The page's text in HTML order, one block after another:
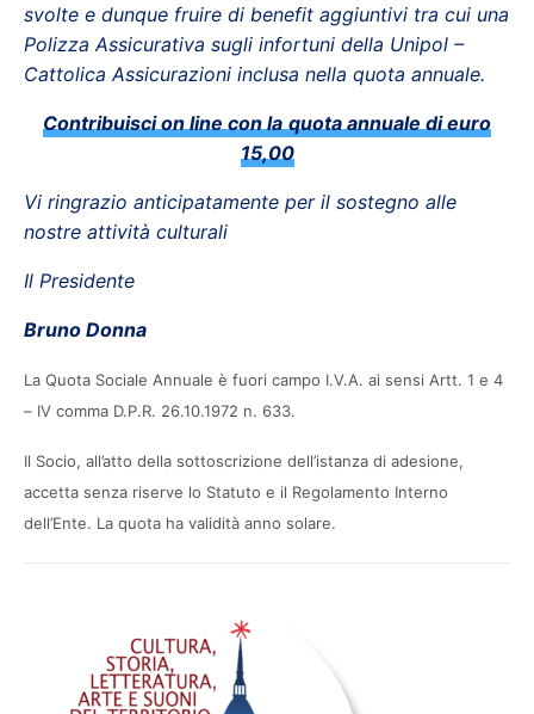
svolte e dunque fruire di benefit aggiuntivi tra cui una
Polizza Assicurativa sugli infortuni della Unipol –
Cattolica Assicurazioni inclusa nella quota annuale.
Contribuisci on line con la quota annuale di euro
15,00
Vi ringrazio anticipatamente per il sostegno alle
nostre attività culturali
Il Presidente
Bruno Donna
La Quota Sociale Annuale è fuori campo I.V.A. ai sensi Artt. 1 e 4
– IV comma D.P.R. 26.10.1972 n. 633.
Il Socio, all’atto della sottoscrizione dell’istanza di adesione,
accetta senza riserve lo Statuto e il Regolamento Interno
dell’Ente. La quota ha validità anno solare.